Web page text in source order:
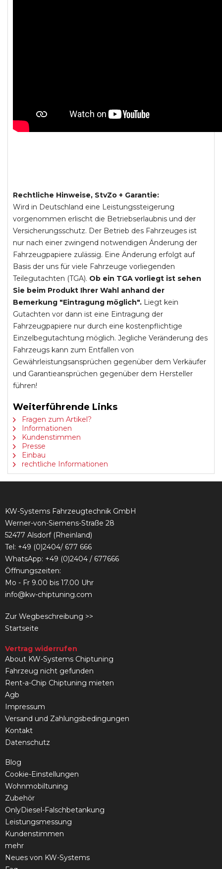
Rechtliche Hinweise, StvZo + Garantie:
Wird in Deutschland eine Leistungssteigerung
vorgenommen erlischt die Betriebserlaubnis und der
Versicherungsschutz. Der Betrieb des Fahrzeuges ist
nur nach einer zwingend notwendigen Änderung der
Fahrzeugpapiere zulässig. Eine Änderung erfolgt auf
Basis der uns für viele Fahrzeuge vorliegenden
Teilegutachten (TGA). Ob ein TGA vorliegt ist sehen
Sie beim Produkt Ihrer Wahl anhand der
Bemerkung "Eintragung möglich". Liegt kein
Gutachten vor dann ist eine Eintragung der
Fahrzeugpapiere nur durch eine kostenpflichtige
Einzelbegutachtung möglich. Jegliche Veränderung des
Fahrzeugs kann zum Entfallen von
Gewährleistungsansprüchen gegenüber dem Verkäufer
und Garantieansprüchen gegenüber dem Hersteller
führen!
Weiterführende Links
Fragen zum Artikel?
Informationen
Kundenstimmen
Presse
Einbau
rechtliche Informationen
KW-Systems Fahrzeugtechnik GmbH
Werner-von-Siemens-Straße 28
52477 Alsdorf (Rheinland)
Tel: +49 (0)2404/ 677 666
WhatsApp: +49 (0)2404 / 677666
Öffnungszeiten:
Mo - Fr 9.00 bis 17.00 Uhr
info@kw-chiptuning.com
Zur Wegbeschreibung >>
Startseite
Vertrag widerrufen
About KW-Systems Chiptuning
Fahrzeug nicht gefunden
Rent-a-Chip Chiptuning mieten
Agb
Impressum
Versand und Zahlungsbedingungen
Kontakt
Datenschutz
Blog
Cookie-Einstellungen
Wohnmobiltuning
Zubehör
OnlyDiesel-Falschbetankung
Leistungsmessung
Kundenstimmen
mehr
Neues von KW-Systems